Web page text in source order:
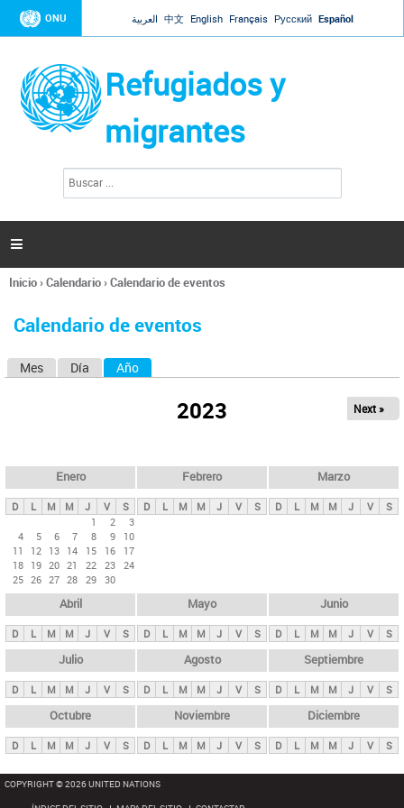
Jump to navigation
ONU العربية 中文 English Français Русский Español
Refugiados y
migrantes
l
d
s

Se
usted
Inicio›Calendario›Calendario de eventos
Calendario de eventos
s
p
n
i
p
a
l
s
Mes Día Año
2023 Next »
Enero
D L M M J V
S
1
2
3
4
5 6 7 8 9
10
11
12 13 14 15 16
17
18 19 20 21 22 23 24
25 26 27 28 29 30
Febrero
D L M M J V S
Marzo
D L M M J V S
Abril
D L M M J V S
Mayo
D L M M J V S
Junio
D L M M J V S
Julio
D L M M J V S
Agosto
D L M M J V S
Septiembre
D L M M J V S
Octubre
D L M M J V S
Noviembre
D L M M J V S
Diciembre
D L M M J V S
COPYRIGHT © 2026 UNITED NATIONS